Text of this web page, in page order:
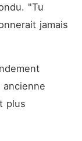
"Tu
jamais
plus